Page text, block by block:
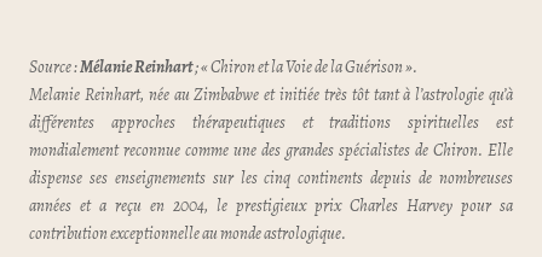
Source :Mélanie Reinhart; « Chiron et la Voie de la Guérison ».
Melanie Reinhart, née au Zimbabwe et initiée très tôt tant à l’astrologie qu’à
différentes approches thérapeutiques et traditions spirituelles est
mondialement reconnue comme une des grandes spécialistes de Chiron. Elle
dispense ses enseignements sur les cinq continents depuis de nombreuses
années et a reçu en 2004, le prestigieux prix Charles Harvey pour sa
contribution exceptionnelle au monde astrologique.